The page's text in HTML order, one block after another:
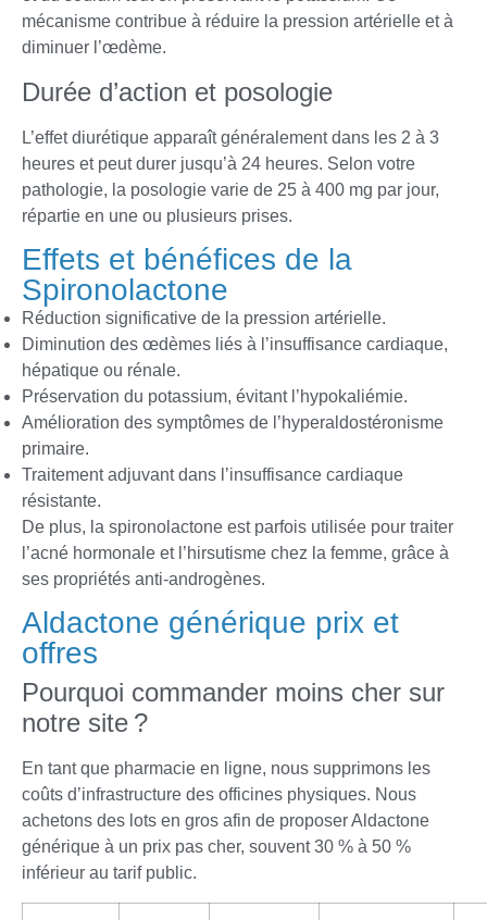
mécanisme contribue à réduire la pression artérielle et à
diminuer l’œdème.
Durée d’action et posologie
L’effet diurétique apparaît généralement dans les 2 à 3
heures et peut durer jusqu’à 24 heures. Selon votre
pathologie, la posologie varie de 25 à 400 mg par jour,
répartie en une ou plusieurs prises.
Effets et bénéfices de la
Spironolactone
Réduction significative de la pression artérielle.
Diminution des œdèmes liés à l’insuffisance cardiaque,
hépatique ou rénale.
Préservation du potassium, évitant l’hypokaliémie.
Amélioration des symptômes de l’hyperaldostéronisme
primaire.
Traitement adjuvant dans l’insuffisance cardiaque
résistante.
De plus, la spironolactone est parfois utilisée pour traiter
l’acné hormonale et l’hirsutisme chez la femme, grâce à
ses propriétés anti-androgènes.
Aldactone générique prix et
offres
Pourquoi commander moins cher sur
notre site ?
En tant que pharmacie en ligne, nous supprimons les
coûts d’infrastructure des officines physiques. Nous
achetons des lots en gros afin de proposer Aldactone
générique à un prix pas cher, souvent 30 % à 50 %
inférieur au tarif public.